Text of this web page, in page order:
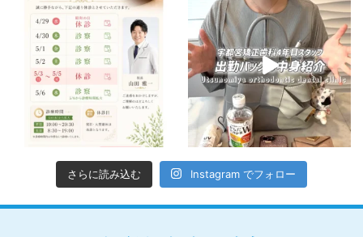
さらに読み込む Instagram でフォロー